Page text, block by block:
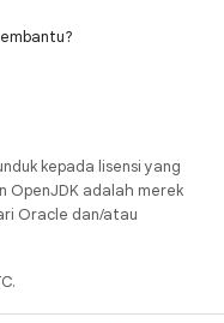
kepada lisensi yang
OpenJDK adalah merek
Oracle dan/atau